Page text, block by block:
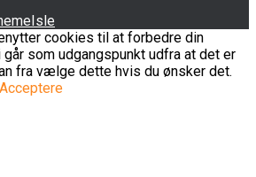
cookies til at forbedre din
som udgangspunkt udfra at det er
fra vælge dette hvis du ønsker det.
Acceptere